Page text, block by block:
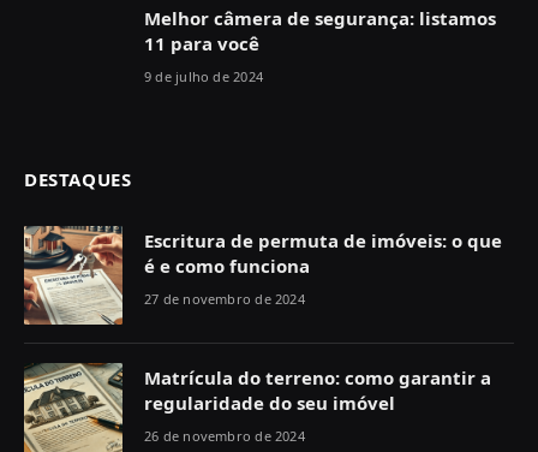
Melhor câmera de segurança: listamos
11 para você
9 de julho de 2024
DESTAQUES
Escritura de permuta de imóveis: o que
é e como funciona
27 de novembro de 2024
Matrícula do terreno: como garantir a
regularidade do seu imóvel
26 de novembro de 2024